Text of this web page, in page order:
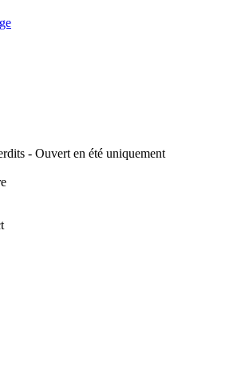
- Ouvert en été uniquement